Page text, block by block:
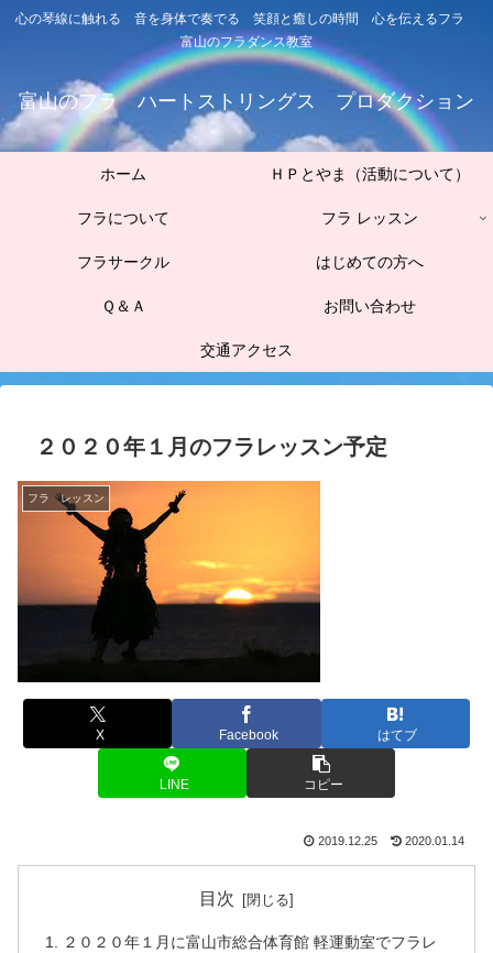
心の琴線に触れる 音を身体で奏でる 笑顔と癒しの時間 心を伝えるフラ
富山のフラダンス教室
富山のフラ ハートストリングス プロダクション
ホーム ＨＰとやま（活動について）
フラについて フラ レッスン
フラサークル はじめての方へ
Ｑ＆Ａ お問い合わせ
交通アクセス
２０２０年１月のフラレッスン予定
フラ レッスン
X Facebook はてブ
LINE コピー
2019.12.25 2020.01.14
目次
２０２０年１月に富山市総合体育館 軽運動室でフラレ